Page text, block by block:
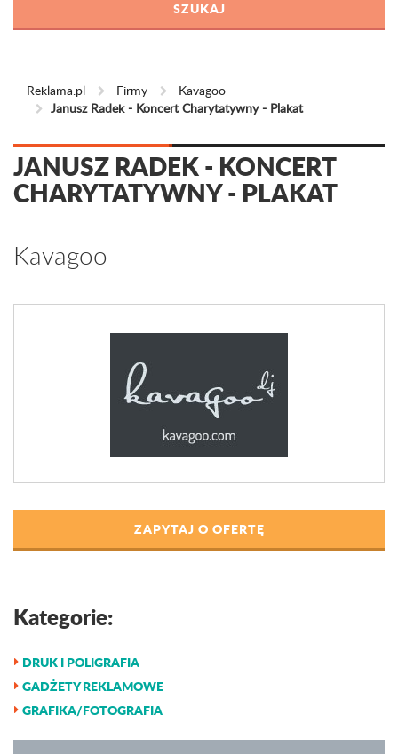
Reklama.pl Firmy
Kavagoo
Janusz Radek - Koncert Charytatywny - Plakat
JANUSZ RADEK - KONCERT
CHARYTATYWNY - PLAKAT
Kavagoo
ZAPYTAJ O OFERTĘ
Kategorie:
DRUK I POLIGRAFIA
GADŻETY REKLAMOWE
GRAFIKA/FOTOGRAFIA